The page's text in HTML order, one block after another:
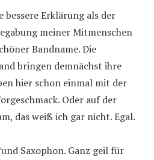
bessere Erklärung als der
meiner Mitmenschen
Bandname. Die
bringen demnächst ihre
hier schon einmal mit der
Oder auf der
das weiß ich gar nicht. Egal.
Saxophon. Ganz geil für